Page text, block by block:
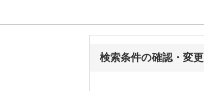
検索条件の確認・変更